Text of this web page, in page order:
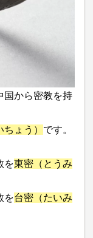
国から密教を持
ょう） です。
を東密（とうみ
を台密（たいみ